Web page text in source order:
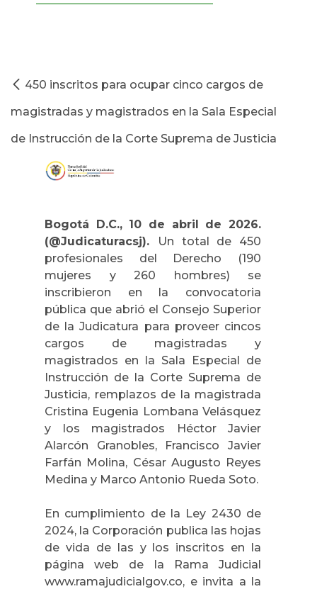
450 inscritos para ocupar cinco cargos de
magistradas y magistrados en la Sala Especial
de Instrucción de la Corte Suprema de Justicia
Bogotá D.C., 10 de abril de 2026.
(@Judicaturacsj).
Un total de 450
profesionales del Derecho (190
mujeres y 260 hombres) se
inscribieron en la convocatoria
pública que abrió el Consejo Superior
de la Judicatura para proveer cincos
cargos de magistradas y
magistrados en la Sala Especial de
Instrucción de la Corte Suprema de
Justicia, remplazos de la magistrada
Cristina Eugenia Lombana Velásquez
y los magistrados Héctor Javier
Alarcón Granobles, Francisco Javier
Farfán Molina, César Augusto Reyes
Medina y Marco Antonio Rueda Soto.
En cumplimiento de la Ley 2430 de
2024, la Corporación publica las hojas
de vida de las y los inscritos en la
página web de la Rama Judicial
www.ramajudicialgov.co, e invita a la